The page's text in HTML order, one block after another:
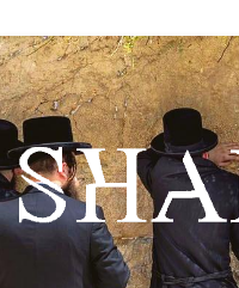
Hyppää
sisältöön